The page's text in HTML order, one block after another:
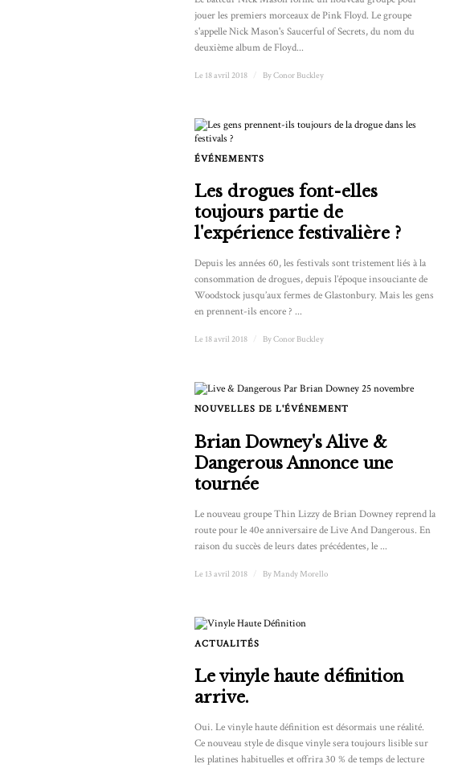
jouer les premiers morceaux de Pink Floyd. Le groupe
s'appelle Nick Mason's Saucerful of Secrets, du nom du
deuxième album de Floyd...
Le 18 avril 2018 ByConor Buckley
ÉVÉNEMENTS
Les drogues font-elles
toujours partie de
l'expérience festivalière ?
Depuis les années 60, les festivals sont tristement liés à la
consommation de drogues, depuis l’époque insouciante de
Woodstock jusqu’aux fermes de Glastonbury. Mais les gens
en prennent-ils encore ? ...
Le 18 avril 2018 ByConor Buckley
NOUVELLES DE L'ÉVÉNEMENT
Brian Downey's Alive &
Dangerous Annonce une
tournée
Le nouveau groupe Thin Lizzy de Brian Downey reprend la
route pour le 40e anniversaire de Live And Dangerous. En
raison du succès de leurs dates précédentes, le ...
Le 13 avril 2018 By Mandy Morello
ACTUALITÉS
Le vinyle haute définition
arrive.
Oui. Le vinyle haute définition est désormais une réalité.
Ce nouveau style de disque vinyle sera toujours lisible sur
les platines habituelles et offrira 30 % de temps de lecture